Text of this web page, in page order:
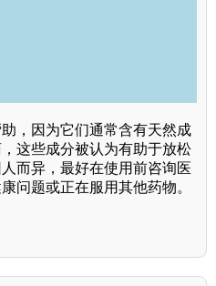
，因为它们通常含有天然成
这些成分被认为有助于放松
而异，最好在使用前咨询医
问题或正在服用其他药物。